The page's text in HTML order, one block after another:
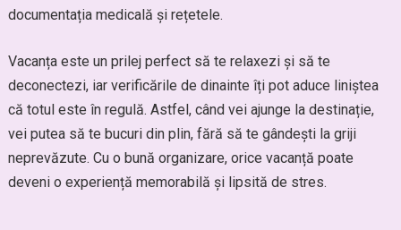
documentația medicală și rețetele.
Vacanța este un prilej perfect să te relaxezi și să te
deconectezi, iar verificările de dinainte îți pot aduce liniștea
că totul este în regulă. Astfel, când vei ajunge la destinație,
vei putea să te bucuri din plin, fără să te gândești la griji
neprevăzute. Cu o bună organizare, orice vacanță poate
deveni o experiență memorabilă și lipsită de stres.